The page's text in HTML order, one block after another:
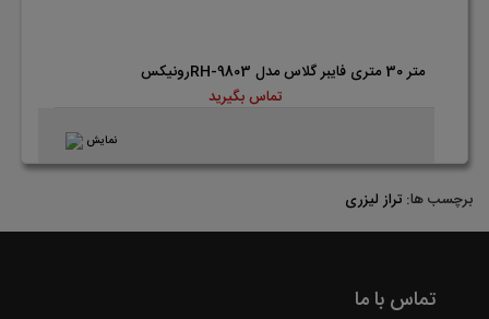
متر 30 متری فایبر گلاس مدل RH-9803رونیکس
تماس بگیرید
نمایش
برچسب ها: تراز لیزری
تماس با ما